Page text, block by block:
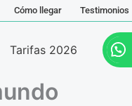
Cómo llegar Testimonios
Tarifas 2026